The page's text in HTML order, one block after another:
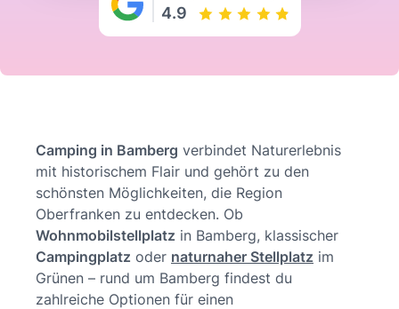
4.9
Camping in Bamberg verbindet Naturerlebnis
mit historischem Flair und gehört zu den
schönsten Möglichkeiten, die Region
Oberfranken zu entdecken. Ob
Wohnmobilstellplatz in Bamberg, klassischer
Campingplatz oder naturnaher Stellplatz im
Grünen – rund um Bamberg findest du
zahlreiche Optionen für einen